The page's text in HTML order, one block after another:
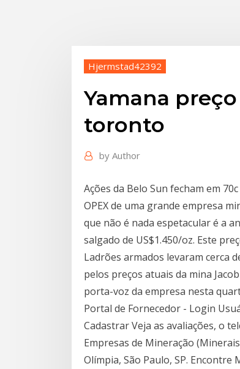
Hjermstad42392
Yamana
toronto
by Author
Ações da Belo Sun fecham em
OPEX de uma grande empresa
que não é nada espetacular é a
salgado de US$1.450/oz. Este
Ladrões armados levaram cerca
pelos preços atuais da mina
porta-voz da empresa nesta
Portal de Fornecedor - Login
Cadastrar Veja as avaliações, o
Empresas de Mineração
Olímpia, São Paulo, SP.